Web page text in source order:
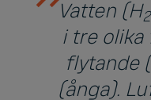
Vatten (H2
i tre olika
flytande
(ånga).